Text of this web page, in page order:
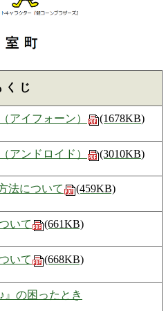
く じ
アイフォーン） (1678KB)
アンドロイド） (3010KB)
法について (459KB)
いて (661KB)
いて (668KB)
』の困ったとき